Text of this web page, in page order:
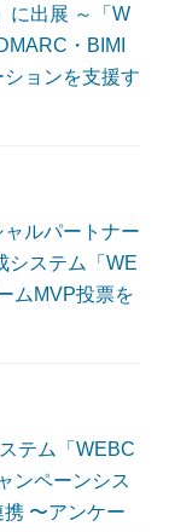
に出展 ～「W
・BIMI
ョンを支援す
ルパートナー
システム「WE
ムMVP投票を
テム「WEBC
ンペーンシス
〜アンケー